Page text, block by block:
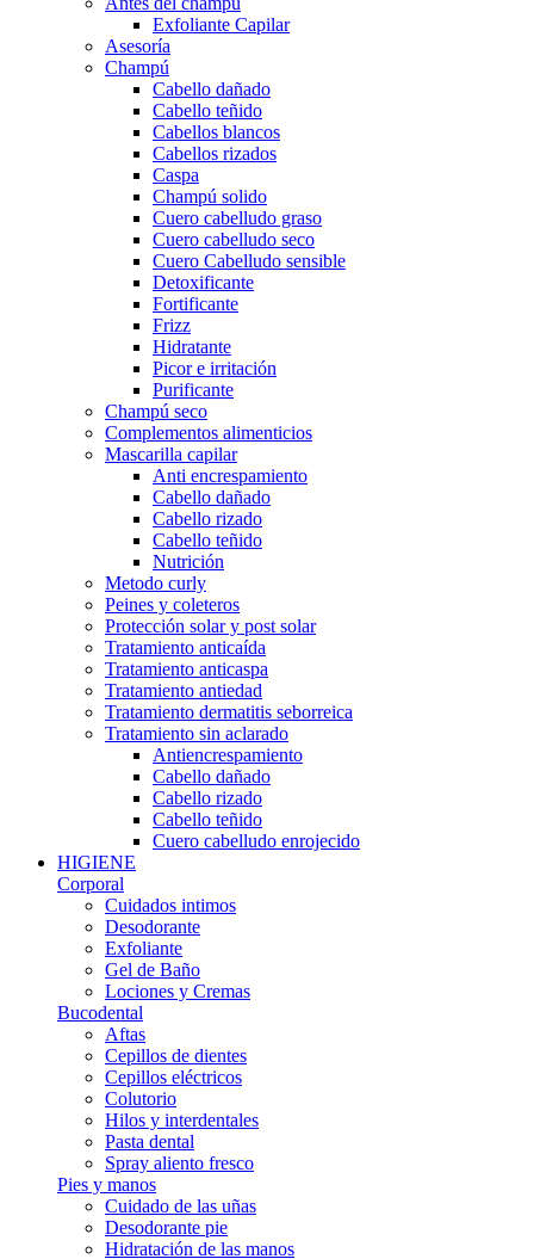
Exfoliante Capilar
Asesoría
Champú
Cabello dañado
Cabello teñido
Cabellos blancos
Cabellos rizados
Caspa
Champú solido
Cuero cabelludo graso
Cuero cabelludo seco
Cuero Cabelludo sensible
Detoxificante
Fortificante
Frizz
Hidratante
Picor e irritación
Purificante
Champú seco
Complementos alimenticios
Mascarilla capilar
Anti encrespamiento
Cabello dañado
Cabello rizado
Cabello teñido
Nutrición
Metodo curly
Peines y coleteros
Protección solar y post solar
Tratamiento anticaída
Tratamiento anticaspa
Tratamiento antiedad
Tratamiento dermatitis seborreica
Tratamiento sin aclarado
Antiencrespamiento
Cabello dañado
Cabello rizado
Cabello teñido
Cuero cabelludo enrojecido
HIGIENE
Corporal
Cuidados intimos
Desodorante
Exfoliante
Gel de Baño
Lociones y Cremas
Bucodental
Aftas
Cepillos de dientes
Cepillos eléctricos
Colutorio
Hilos y interdentales
Pasta dental
Spray aliento fresco
Pies y manos
Cuidado de las uñas
Desodorante pie
Hidratación de las manos